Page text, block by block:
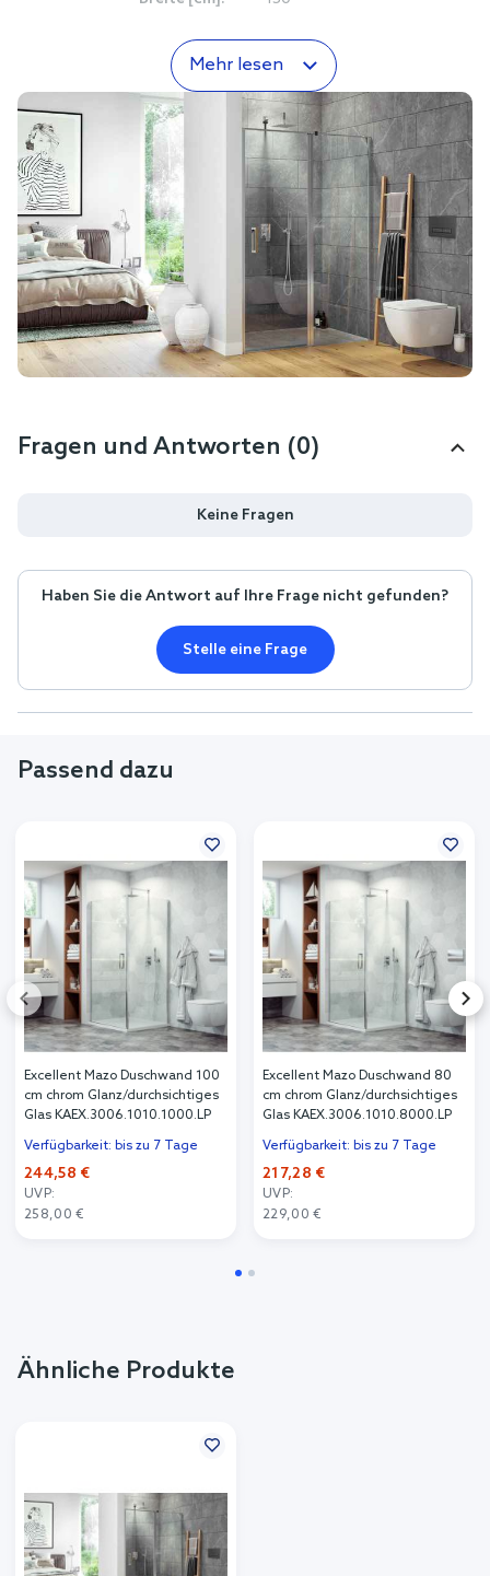
Mehr lesen
Fragen und Antworten (0)
Keine Fragen
Haben Sie die Antwort auf Ihre Frage nicht gefunden?
Stelle eine Frage
Passend dazu
Excellent Mazo Duschwand 100
cm chrom Glanz/durchsichtiges
Glas KAEX.3006.1010.1000.LP
Verfügbarkeit: bis zu 7 Tage
244,58 €
UVP:
258,00 €
Excellent Mazo Duschwand 80
cm chrom Glanz/durchsichtiges
Glas KAEX.3006.1010.8000.LP
Verfügbarkeit: bis zu 7 Tage
217,28 €
UVP:
229,00 €
Ähnliche Produkte